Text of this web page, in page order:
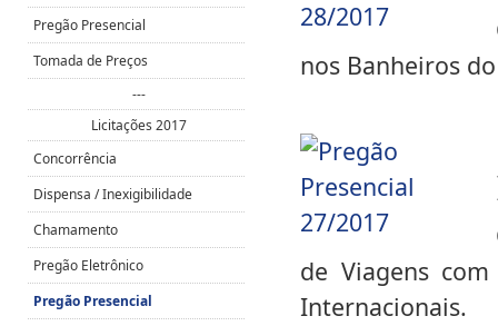
nos Banheiros
de Viagens
Internacionais.
Pregão Presencial
Tomada de Preços
---
Licitações 2017
Concorrência
Dispensa / Inexigibilidade
Chamamento
Pregão Eletrônico
Pregão Presencial